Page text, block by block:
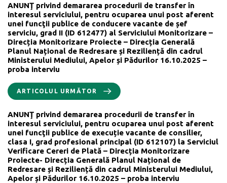
ANUNŢ privind demararea procedurii de transfer în
interesul serviciului, pentru ocuparea unui post aferent
unei funcţii publice de conducere vacante de șef
serviciu, grad II (ID 612477) al Serviciului Monitorizare –
Direcția Monitorizare Proiecte – Direcția Generală
Planul Național de Redresare și Reziliență din cadrul
Ministerului Mediului, Apelor și Pădurilor 16.10.2025 –
proba interviu
ARTICOLUL URMĂTOR
ANUNŢ privind demararea procedurii de transfer în
interesul serviciului, pentru ocuparea unui post aferent
unei funcţii publice de execuție vacante de consilier,
clasa I, grad profesional principal (ID 612107) la Serviciul
Verificare Cereri de Plată – Direcția Monitorizare
Proiecte- Direcția Generală Planul Național de
Redresare și Reziliență din cadrul Ministerului Mediului,
Apelor și Pădurilor 16.10.2025 – proba interviu